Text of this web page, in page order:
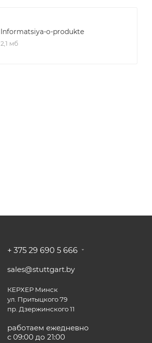
Informatsiya-o-produkte
2,1 мб
+ 375 29 690 5 666
sales@stuttgart.by
КЕРХЕР Минск
ул. Притыцкого 79
пр. Дзержинского 11
работаем ежедневно
с 09:00 до 21:00